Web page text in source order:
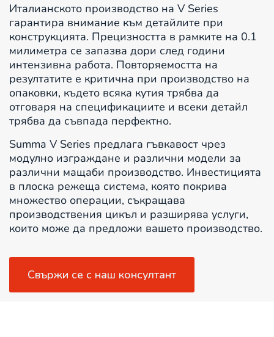
Италианското производство на V Series
гарантира внимание към детайлите при
конструкцията. Прецизността в рамките на 0.1
милиметра се запазва дори след години
интензивна работа. Повторяемостта на
резултатите е критична при производство на
опаковки, където всяка кутия трябва да
отговаря на спецификациите и всеки детайл
трябва да съвпада перфектно.
Summa V Series предлага гъвкавост чрез
модулно изграждане и различни модели за
различни мащаби производство. Инвестицията
в плоска режеща система, която покрива
множество операции, съкращава
производствения цикъл и разширява услуги,
които може да предложи вашето производство.
Свържи се с наш консултант